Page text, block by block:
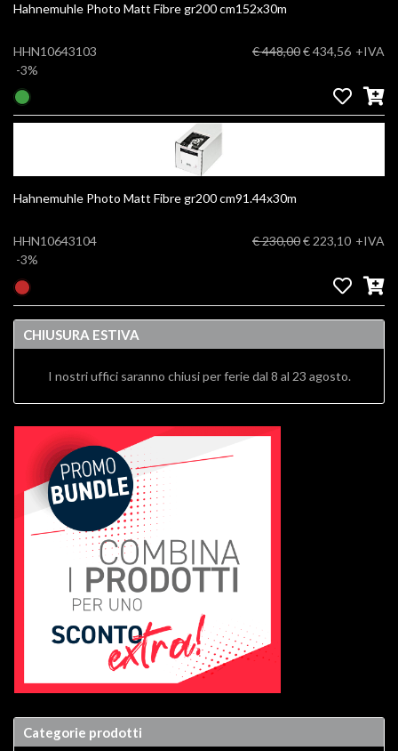
Hahnemuhle Photo Matt Fibre gr200 cm152x30m
HHN10643103
-3%
€ 448,00€ 434,56 +IVA
Hahnemuhle Photo Matt Fibre gr200 cm91.44x30m
HHN10643104
-3%
€ 230,00€ 223,10 +IVA
CHIUSURA ESTIVA
I nostri uffici saranno chiusi per ferie dal 8 al 23 agosto.
Categorie prodotti